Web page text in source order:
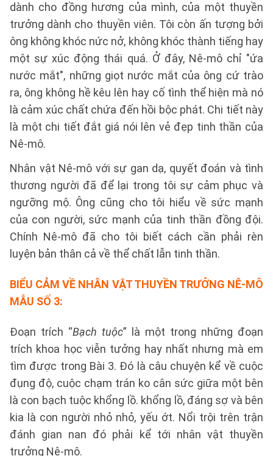
dành cho đồng hương của mình, của một thuyền
trưởng dành cho thuyền viên. Tôi còn ấn tượng bởi
ông không khóc nức nở, không khóc thành tiếng hay
một sự xúc động thái quá. Ở đây, Nê-mô chỉ "ứa
nước mắt", những giọt nước mắt của ông cứ trào
ra, ông không hề kêu lên hay cố tình thể hiện mà nó
là cảm xúc chất chứa đến hồi bộc phát. Chi tiết này
là một chi tiết đắt giá nói lên vẻ đẹp tinh thần của
Nê-mô.
Nhân vật Nê-mô với sự gan dạ, quyết đoán và tình
thương người đã để lại trong tôi sự cảm phục và
ngưỡng mộ. Ông cũng cho tôi hiểu về sức mạnh
của con người, sức mạnh của tinh thần đồng đội.
Chính Nê-mô đã cho tôi biết cách cần phải rèn
luyện bản thân cả về thể chất lẫn tinh thần.
BIỂU CẢM VỀ NHÂN VẬT THUYỀN TRƯỞNG NÊ-MÔ
MẪU SỐ 3:
Đoạn trích “Bạch tuộc” là một trong những đoạn
trích khoa học viễn tưởng hay nhất nhưng mà em
tìm được trong Bài 3. Đó là câu chuyện kể về cuộc
đụng độ, cuộc chạm trán ko cân sức giữa một bên
là con bạch tuộc khổng lồ. khổng lồ, đáng sợ và bên
kia là con người nhỏ nhỏ, yếu ớt. Nổi trội trên trận
đánh gian nan đó phải kể tới nhân vật thuyền
trưởng Nê-mô.